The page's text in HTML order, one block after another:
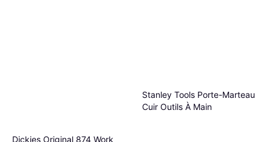
Dickies Original 874 Work
Stanley Tools Porte-Marteau
Cuir Outils À Main